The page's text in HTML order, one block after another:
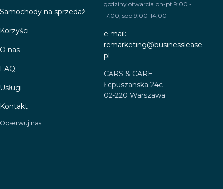
Samochody na sprzedaż
Korzyści
O nas
FAQ
Usługi
Kontakt
godziny otwarcia pn-pt 9:00 -
17:00, sob 9:00-14:00
e-mail:
remarketing@businesslease.
pl
CARS & CARE
Łopuszanska 24c
02-220 Warszawa
Obserwuj nas: